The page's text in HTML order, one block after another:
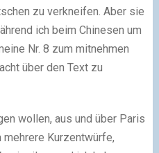
zu verkneifen. Aber sie
ich beim Chinesen um
Nr. 8 zum mitnehmen
über den Text zu
wollen, aus und über Paris
Kurzentwürfe,